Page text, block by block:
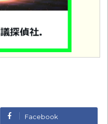
Facebook